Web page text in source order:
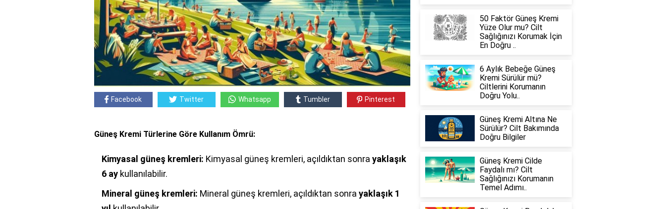
Facebook Twitter Whatsapp Tumbler Pinterest
Güneş Kremi Türlerine Göre Kullanım Ömrü:
Kimyasal güneş kremleri: Kimyasal güneş kremleri, açıldıktan sonra yaklaşık
6 ay kullanılabilir.
Mineral güneş kremleri: Mineral güneş kremleri, açıldıktan sonra yaklaşık 1
50 Faktör Güneş Kremi
Yüze Olur mu? Cilt
Sağlığınızı Korumak İçin
En Doğru ..
6 Aylık Bebeğe Güneş
Kremi Sürülür mü?
Ciltlerini Korumanın
Doğru Yolu..
Güneş Kremi Altına Ne
Sürülür? Cilt Bakımında
Doğru Bilgiler
Güneş Kremi Cilde
Faydalı mı? Cilt
Sağlığınızı Korumanın
Temel Adımı..